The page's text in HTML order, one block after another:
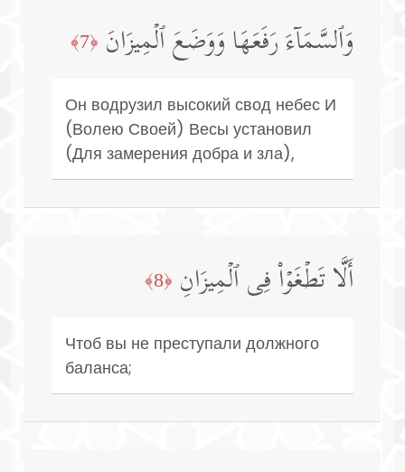
وَٱلسَّمَاۤءَ رَفَعَهَا وَوَضَعَ ٱلۡمِیزَانَ ﴿7﴾
Он водрузил высокий свод небес И
(Волею Своей) Весы установил
(Для замерения добра и зла),
أَلَّا تَطۡغَوۡا۟ فِی ٱلۡمِیزَانِ ﴿8﴾
Чтоб вы не преступали должного
баланса;